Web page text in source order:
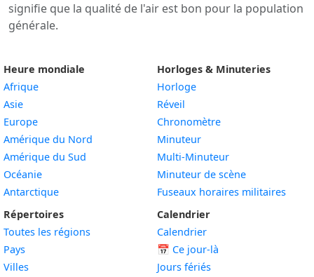
signifie que la qualité de l'air est bon pour la population
générale.
Heure mondiale
Afrique
Asie
Europe
Amérique du Nord
Amérique du Sud
Océanie
Antarctique
Répertoires
Toutes les régions
Pays
Villes
Horloges & Minuteries
Horloge
Réveil
Chronomètre
Minuteur
Multi-Minuteur
Minuteur de scène
Fuseaux horaires militaires
Calendrier
Calendrier
📅 Ce jour-là
Jours fériés